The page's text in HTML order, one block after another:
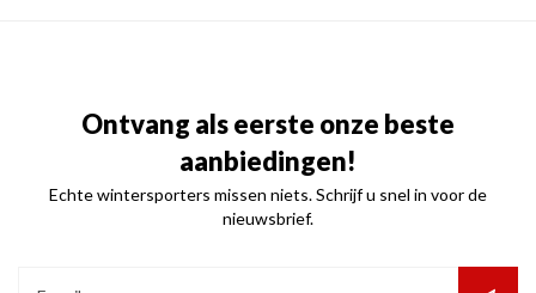
Ontvang als eerste onze beste
aanbiedingen!
Echte wintersporters missen niets. Schrijf u snel in voor de
nieuwsbrief.